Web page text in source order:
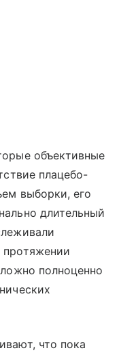
объективные
плацебо-
выборки, его
длительный
полноценно
что пока